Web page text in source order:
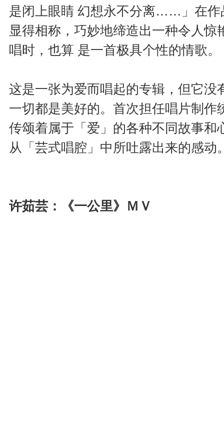
是闭上眼睛 幻想永不分离……」在作
显得相称，巧妙地缔造出一种令人
唱时，也算 是一首极具个性的情歌。
这是一张为爱而唱起的专辑，但它
一切都是美好的。首次担任唱片制
传颂着属于「爱」的各种不同故事
从「芸式唱腔」中所吐露出来的感动
许茹芸：《一公里》ＭＶ